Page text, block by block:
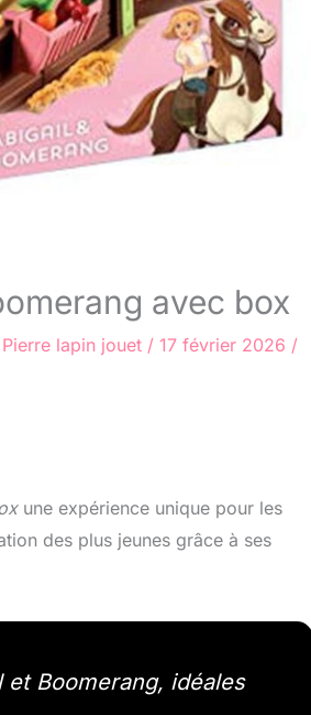
avec box
Pierre lapin jouet / 17 février 2026 /
une expérience unique pour les
des plus jeunes grâce à ses
Boomerang, idéales